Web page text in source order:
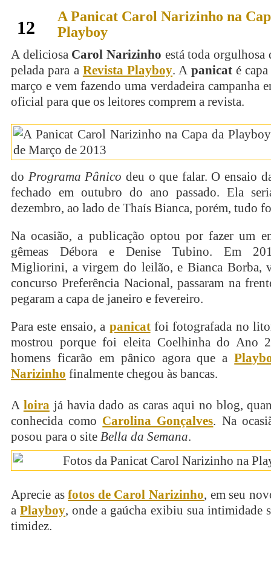
12
A Panicat Carol Narizinho na
Playboy
A deliciosa Carol Narizinho está toda orgulhosa
pelada para a Revista Playboy. A panicaté capa
março e vem fazendo uma verdadeira campanha
oficial para que os leitores comprem a revista.
do Programa Pânico deu o que falar. O ensaio
fechado em outubro do ano passado. Ela
dezembro, ao lado de Thaís Bianca, porém, tudo
Na ocasião, a publicação optou por fazer um
gêmeas Débora e Denise Tubino. Em
Migliorini, a virgem do leilão, e Bianca Borba,
concurso Preferência Nacional, passaram na
pegaram a capa de janeiro e fevereiro.
Para este ensaio, a panicatfoi fotografada no
mostrou porque foi eleita Coelhinha do Ano
homens ficarão em pânico agora que a
Narizinho finalmente chegou às bancas.
A loirajá havia dado as caras aqui no blog,
conhecida como Carolina Gonçalves. Na
posou para o site Bella da Semana.
Aprecie asfotos de Carol Narizinho, em seu
aPlayboy, onde a gaúcha exibiu sua intimidade
timidez.